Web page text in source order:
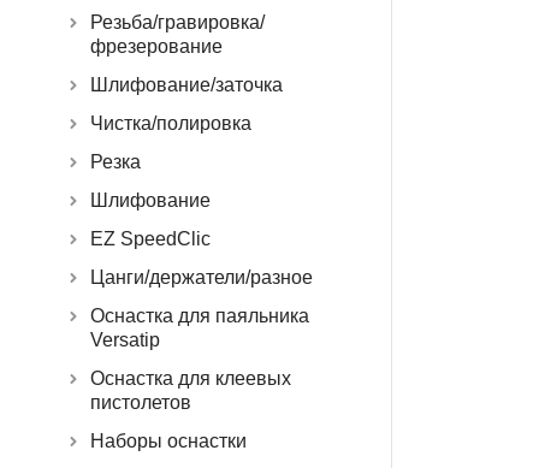
Резьба/гравировка/
фрезерование
Шлифование/заточка
Чистка/полировка
Резка
Шлифование
EZ SpeedClic
Цанги/держатели/разное
Оснастка для паяльника
Versatip
Оснастка для клеевых
пистолетов
Наборы оснастки